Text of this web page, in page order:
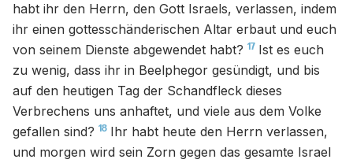
habt ihr den Herrn, den Gott Israels, verlassen, indem
ihr einen gottesschänderischen Altar erbaut und euch
von seinem Dienste abgewendet habt? 17 Ist es euch
zu wenig, dass ihr in Beelphegor gesündigt, und bis
auf den heutigen Tag der Schandfleck dieses
Verbrechens uns anhaftet, und viele aus dem Volke
gefallen sind? 18 Ihr habt heute den Herrn verlassen,
und morgen wird sein Zorn gegen das gesamte Israel